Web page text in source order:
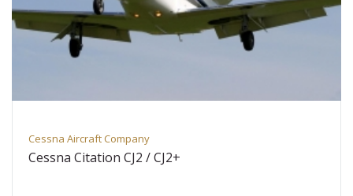
Cessna Aircraft Company
Cessna Citation CJ2 / CJ2+